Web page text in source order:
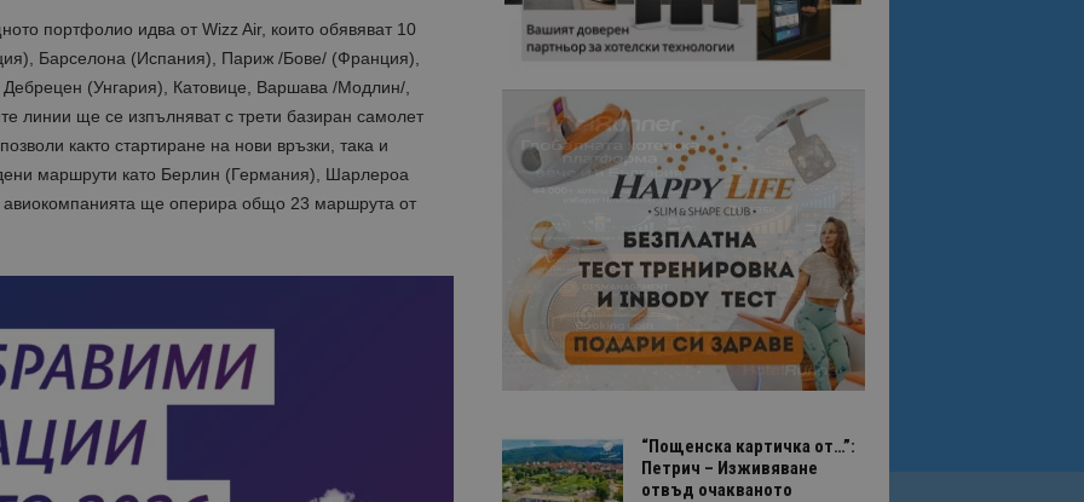
портфолио идва от Wizz Air, които обявяват 10
Барселона (Испания), Париж /Бове/ (Франция),
(Унгария), Катовице, Варшава /Модлин/,
линии ще се изпълняват с трети базиран самолет
както стартиране на нови връзки, така и
маршрути като Берлин (Германия), Шарлероа
авиокомпанията ще оперира общо 23 маршрута от
“Пощенска картичка от…”:
Петрич – Изживяване
отвъд очакваното